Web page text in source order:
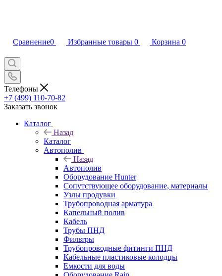
Сравнение0 Избранные товары 0 Корзина 0
Телефоны
+7 (499) 110-70-82
Заказать звонок
Каталог
Назад
Каталог
Автополив
Назад
Автополив
Оборудование Hunter
Сопутствующее оборудование, материалы
Узлы продувки
Трубопроводная арматура
Капельный полив
Кабель
Трубы ПНД
Фильтры
Трубопроводные фитинги ПНД
Кабельные пластиковые колодцы
Емкости для воды